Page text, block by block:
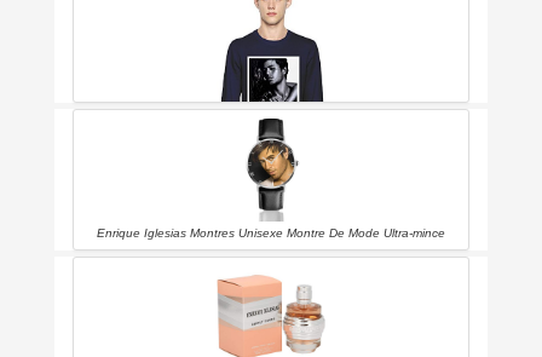
Enrique Iglesias Alive Unisex Sweatshirt X-large
Enrique Iglesias Montres Unisexe Montre De Mode Ultra-mince